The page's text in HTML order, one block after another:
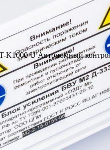
K1000 U Автономный